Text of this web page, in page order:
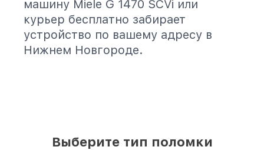
машину Miele G 1470 SCVi или
курьер бесплатно забирает
устройство по вашему адресу в
Нижнем Новгороде.
Выберите тип поломки